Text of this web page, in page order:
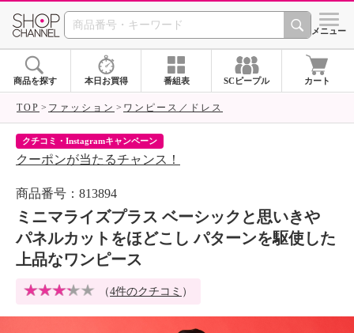
SHOP CHANNEL シメニュー
商品を探す 本日お買得 番組表 SCピープル カート
TOP ファッション ワンピース／ドレス
クチコミ・Instagramキャンペーン
クーポンが当たるチャンス！
商品番号：813894
ミニマライズプラス ベーシックと思いきや
パネルカットをほどこし パターンを駆使した
上品なワンピース
（4件のクチコミ ）